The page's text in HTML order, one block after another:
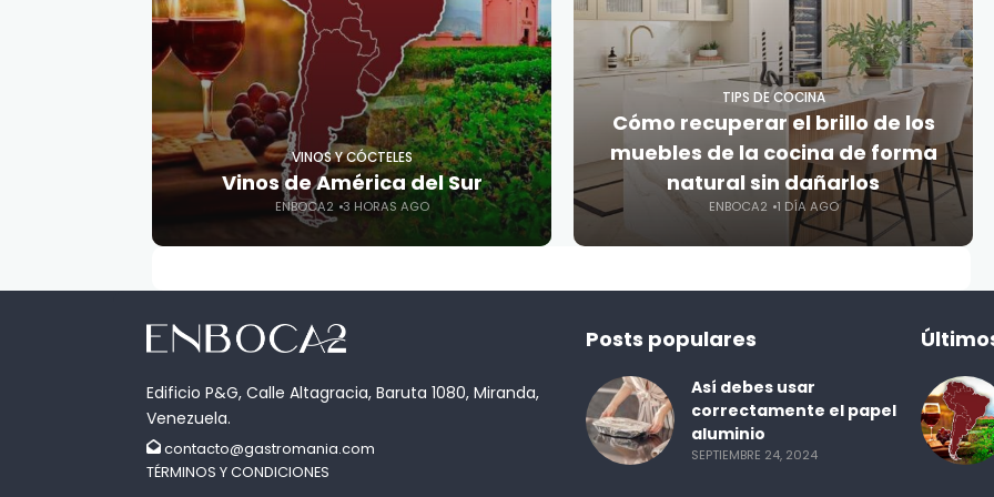
VINOS Y CÓCTELES
Vinos de América del Sur
ENBOCA2 3 HORAS AGO
TIPS DE COCINA
Cómo recuperar el brillo de los
muebles de la cocina de forma
natural sin dañarlos
ENBOCA2 1 DÍA AGO
Edificio P&G, Calle Altagracia, Baruta 1080, Miranda,
Venezuela.
contacto@gastromania.com
TÉRMINOS Y CONDICIONES
Posts populares
Así debes usar
correctamente el papel
aluminio
SEPTIEMBRE 24, 2024